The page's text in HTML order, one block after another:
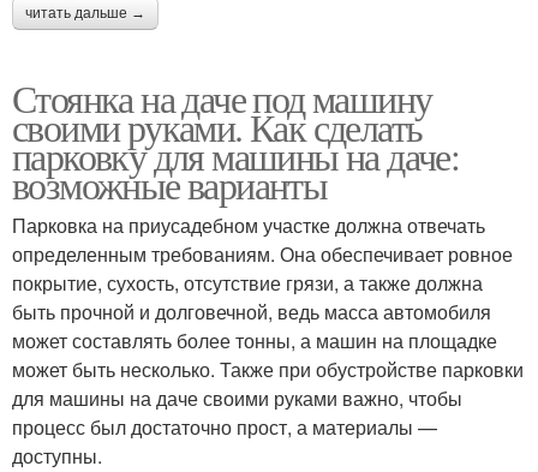
читать дальше →
Стоянка на даче под машину
своими руками. Как сделать
парковку для машины на даче:
возможные варианты
Парковка на приусадебном участке должна отвечать
определенным требованиям. Она обеспечивает ровное
покрытие, сухость, отсутствие грязи, а также должна
быть прочной и долговечной, ведь масса автомобиля
может составлять более тонны, а машин на площадке
может быть несколько. Также при обустройстве парковки
для машины на даче своими руками важно, чтобы
процесс был достаточно прост, а материалы —
доступны.